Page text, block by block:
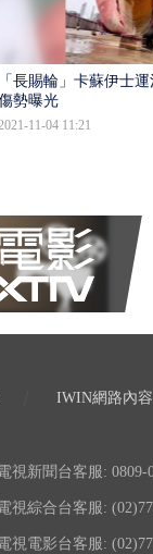
「長賜輪」卡蘇伊士
勢曝光
11-04 11:21
IWIN網路內
視新聞台客服: 0809-
視綜合台客服:
視電影台客服: